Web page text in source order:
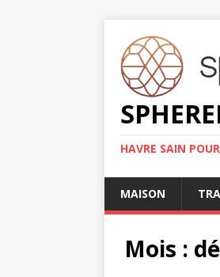
HAVRE SAIN
MAISON
Mois :